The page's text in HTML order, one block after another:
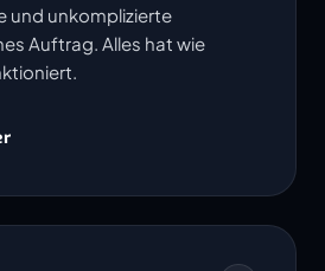
und unkomplizierte
Auftrag. Alles hat wie